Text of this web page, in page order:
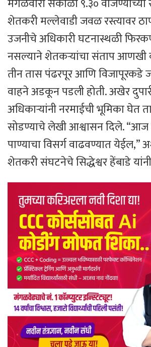
शेतकरी मल्लेवाडी जवळ रस्त्यावर
उजनीचे अधिकारी घटनास्थळी
नसल्याने शेतकऱ्यांचा संताप आणखी
तीन तास पंढरपूर आणि विजापूरकडे
वाहने अडकून पडली होती. अखेर
अधिकाऱ्यांनी नरमाईची भूमिका घेत
सोडण्याचे लेखी आश्वासन दिले. “आज
पाण्याचा विसर्ग वाढवण्यात येईल,”
शेतकरी संघटनेचे सिद्धेश्वर हेंबाडे